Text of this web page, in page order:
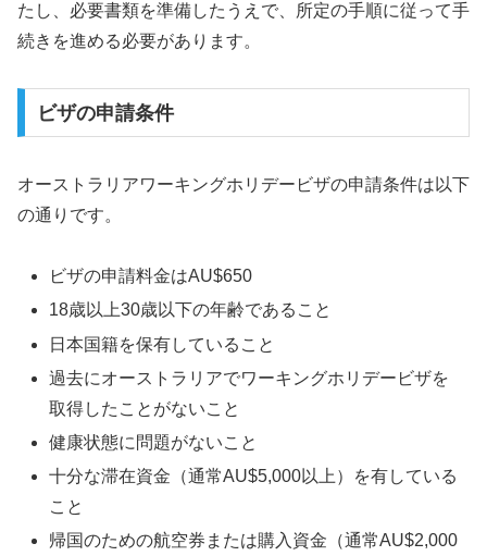
たし、必要書類を準備したうえで、所定の手順に従って手
続きを進める必要があります。
ビザの申請条件
オーストラリアワーキングホリデービザの申請条件は以下
の通りです。
ビザの申請料金はAU$650
18歳以上30歳以下の年齢であること
日本国籍を保有していること
過去にオーストラリアでワーキングホリデービザを
取得したことがないこと
健康状態に問題がないこと
十分な滞在資金（通常AU$5,000以上）を有している
こと
帰国のための航空券または購入資金（通常AU$2,000